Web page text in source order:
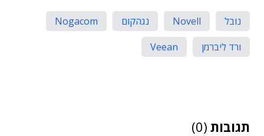
נובל Novell נגהקום
Nogacom
ורד ליברמן
Veean
תגובות (0)